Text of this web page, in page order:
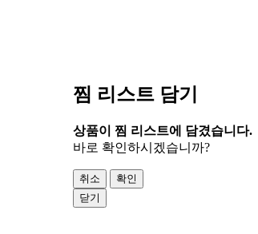
찜 리스트 담기
상품이 찜 리스트에 담겼습니다.
바로 확인하시겠습니까?
취소
확인
닫기